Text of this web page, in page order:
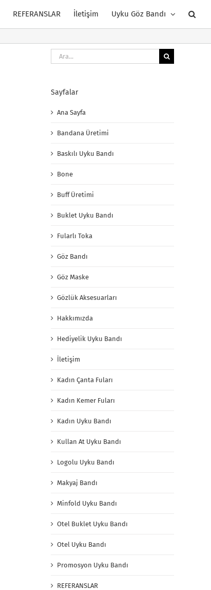
REFERANSLAR İletişim Uyku Göz Bandı
Ara:
Sayfalar
Ana Sayfa
Bandana Üretimi
Baskılı Uyku Bandı
Bone
Buff Üretimi
Buklet Uyku Bandı
Fularlı Toka
Göz Bandı
Göz Maske
Gözlük Aksesuarları
Hakkımızda
Hediyelik Uyku Bandı
İletişim
Kadın Çanta Fuları
Kadın Kemer Fuları
Kadın Uyku Bandı
Kullan At Uyku Bandı
Logolu Uyku Bandı
Makyaj Bandı
Minfold Uyku Bandı
Otel Buklet Uyku Bandı
Otel Uyku Bandı
Promosyon Uyku Bandı
REFERANSLAR